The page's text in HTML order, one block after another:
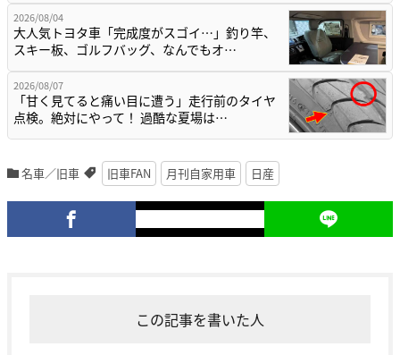
2026/08/04
大人気トヨタ車「完成度がスゴイ…」釣り竿、
スキー板、ゴルフバッグ、なんでもオ…
2026/08/07
「甘く見てると痛い目に遭う」走行前のタイヤ
点検。絶対にやって！ 過酷な夏場は…
名車／旧車 旧車FAN 月刊自家用車 日産
この記事を書いた人